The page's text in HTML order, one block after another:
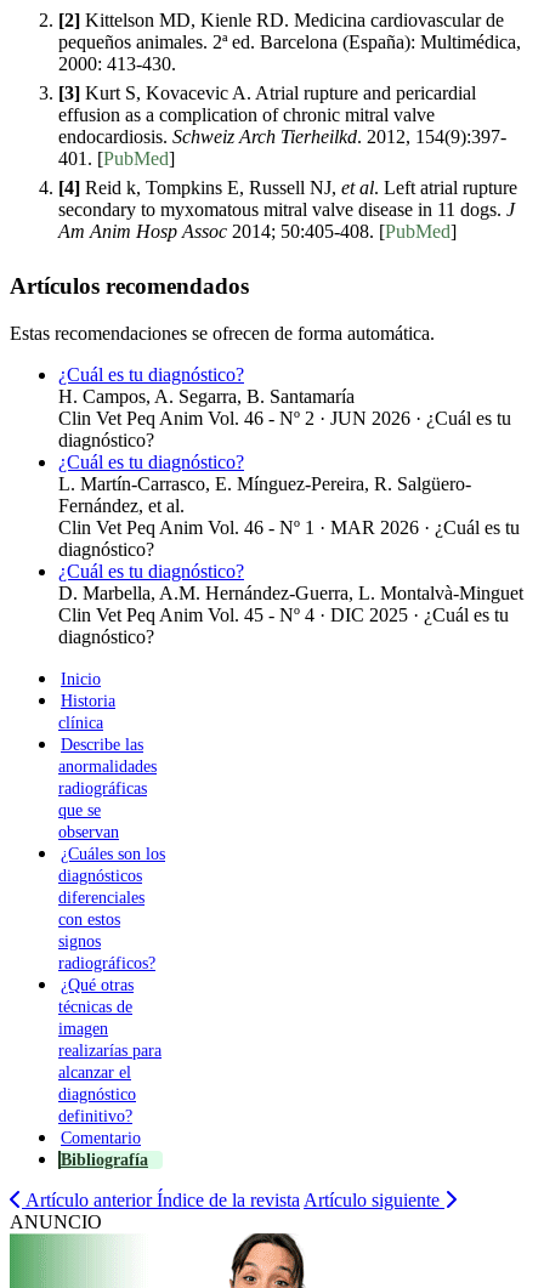
[2] Kittelson MD, Kienle RD. Medicina cardiovascular de
pequeños animales. 2ª ed. Barcelona (España): Multimédica,
2000: 413-430.
[3] Kurt S, Kovacevic A. Atrial rupture and pericardial
effusion as a complication of chronic mitral valve
endocardiosis. Schweiz Arch Tierheilkd. 2012, 154(9):397-
401. [PubMed]
[4] Reid k, Tompkins E, Russell NJ, et al. Left atrial rupture
secondary to myxomatous mitral valve disease in 11 dogs. J
Am Anim Hosp Assoc 2014; 50:405-408. [PubMed]
Artículos recomendados
Estas recomendaciones se ofrecen de forma automática.
¿Cuál es tu diagnóstico?
H. Campos, A. Segarra, B. Santamaría
Clin Vet Peq Anim Vol. 46 - Nº 2 · JUN 2026 · ¿Cuál es tu
diagnóstico?
¿Cuál es tu diagnóstico?
L. Martín-Carrasco, E. Mínguez-Pereira, R. Salgüero-
Fernández, et al.
Clin Vet Peq Anim Vol. 46 - Nº 1 · MAR 2026 · ¿Cuál es tu
diagnóstico?
¿Cuál es tu diagnóstico?
D. Marbella, A.M. Hernández-Guerra, L. Montalvà-Minguet
Clin Vet Peq Anim Vol. 45 - Nº 4 · DIC 2025 · ¿Cuál es tu
diagnóstico?
Inicio
Historia
clínica
Describe las
anormalidades
radiográficas
que se
observan
¿Cuáles son los
diagnósticos
diferenciales
con estos
signos
radiográficos?
¿Qué otras
técnicas de
imagen
realizarías para
alcanzar el
diagnóstico
definitivo?
Comentario
Bibliografía
Artículo anterior Índice de la revista Artículo siguiente
ANUNCIO